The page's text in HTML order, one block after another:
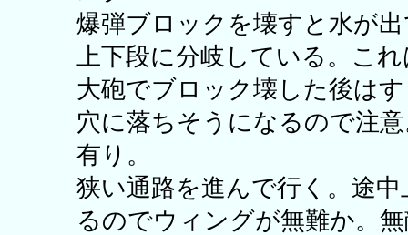
爆弾ブロックを壊すと水が
上下段に分岐している。こ
大砲でブロック壊した後は
穴に落ちそうになるので注
有り。
狭い通路を進んで行く。途
るのでウィングが無難か。